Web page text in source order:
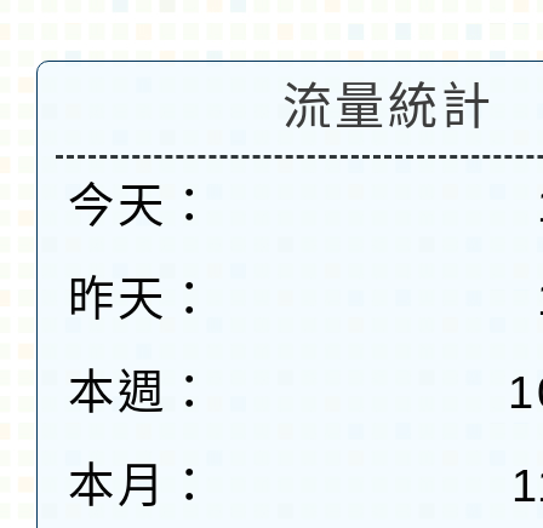
流量統計
今天：
昨天：
本週：
本月：